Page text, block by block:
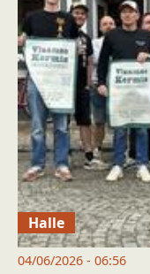
Halle
04/06/2026 - 06:56